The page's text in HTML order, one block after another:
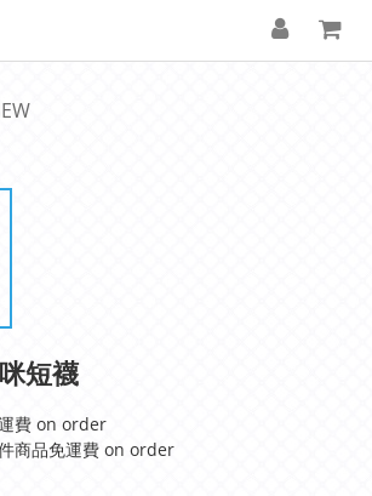
短襪
費 on order
商品免運費 on order